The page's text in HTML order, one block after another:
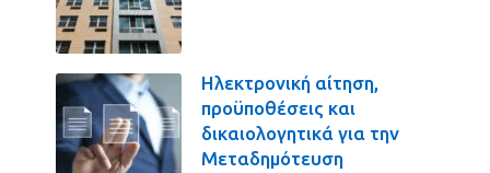
Ηλεκτρονική αίτηση,
προϋποθέσεις και
δικαιολογητικά για την
Μεταδημότευση